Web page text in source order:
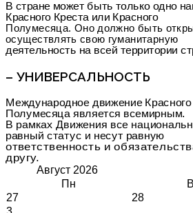
В стране может быть только одно
Красного Креста или Красного
Полумесяца. Оно должно быть
осуществлять свою гуманитарную
деятельность на всей территории
– УНИВЕРСАЛЬНОСТЬ
Международное движение Красного
Полумесяца является всемирным.
В рамках Движения все
равный статус и несут равную
ответственность и
другу.
Август 2026
Пн
27
28